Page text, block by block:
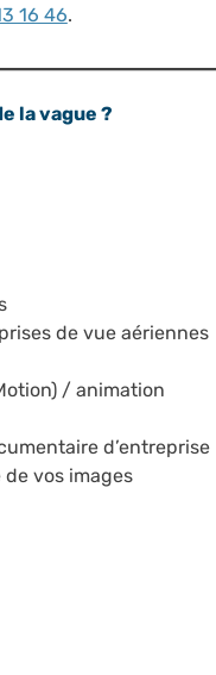
16 46.
la vague ?
de vue aériennes
/ animation
d’entreprise
vos images